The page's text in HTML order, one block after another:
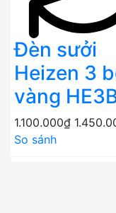
Đèn sưởi
Heizen 3
vàng
1.100.000₫
So sánh